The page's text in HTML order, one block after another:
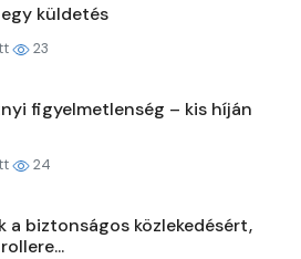
küldetés
23
figyelmetlenség – kis híján
24
a biztonságos közlekedésért,